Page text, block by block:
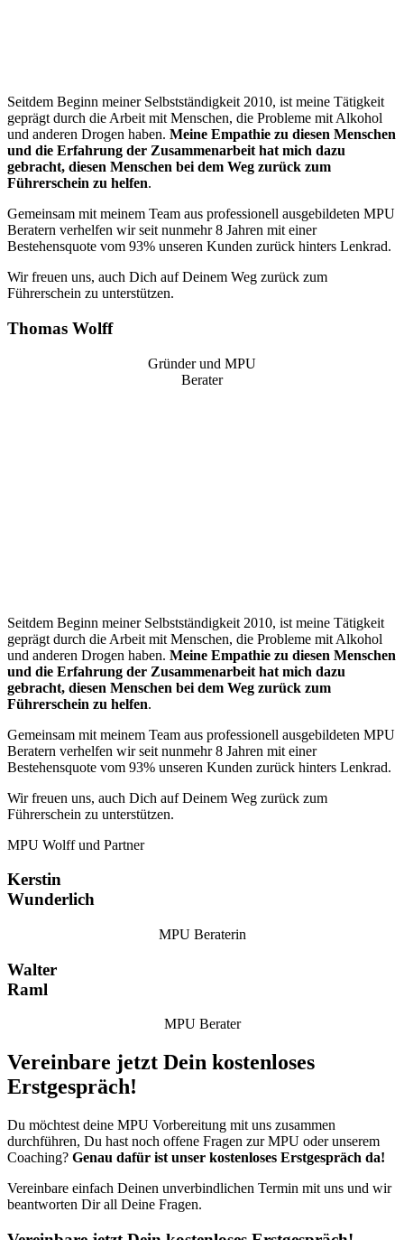
Seitdem Beginn meiner Selbstständigkeit 2010, ist meine Tätigkeit
geprägt durch die Arbeit mit Menschen, die Probleme mit Alkohol
und anderen Drogen haben. Meine Empathie zu diesen Menschen
und die Erfahrung der Zusammenarbeit hat mich dazu
gebracht, diesen Menschen bei dem Weg zurück zum
Führerschein zu helfen.
Gemeinsam mit meinem Team aus professionell ausgebildeten MPU
Beratern verhelfen wir seit nunmehr 8 Jahren mit einer
Bestehensquote vom 93% unseren Kunden zurück hinters Lenkrad.
Wir freuen uns, auch Dich auf Deinem Weg zurück zum
Führerschein zu unterstützen.
Thomas Wolff
Gründer und MPU
Berater
Seitdem Beginn meiner Selbstständigkeit 2010, ist meine Tätigkeit
geprägt durch die Arbeit mit Menschen, die Probleme mit Alkohol
und anderen Drogen haben. Meine Empathie zu diesen Menschen
und die Erfahrung der Zusammenarbeit hat mich dazu
gebracht, diesen Menschen bei dem Weg zurück zum
Führerschein zu helfen.
Gemeinsam mit meinem Team aus professionell ausgebildeten MPU
Beratern verhelfen wir seit nunmehr 8 Jahren mit einer
Bestehensquote vom 93% unseren Kunden zurück hinters Lenkrad.
Wir freuen uns, auch Dich auf Deinem Weg zurück zum
Führerschein zu unterstützen.
MPU Wolff und Partner
Kerstin
Wunderlich
MPU Beraterin
Walter
Raml
MPU Berater
Vereinbare jetzt Dein kostenloses
Erstgespräch!
Du möchtest deine MPU Vorbereitung mit uns zusammen
durchführen, Du hast noch offene Fragen zur MPU oder unserem
Coaching? Genau dafür ist unser kostenloses Erstgespräch da!
Vereinbare einfach Deinen unverbindlichen Termin mit uns und wir
beantworten Dir all Deine Fragen.